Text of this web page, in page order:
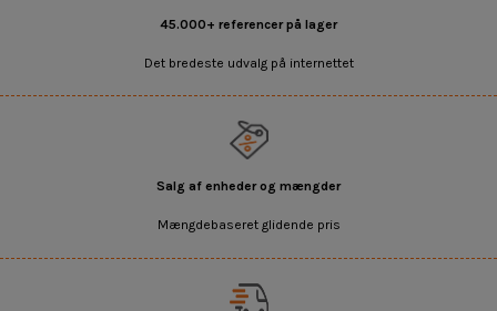
45.000+ referencer på lager
Det bredeste udvalg på internettet
Salg af enheder og mængder
Mængdebaseret glidende pris